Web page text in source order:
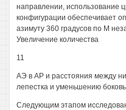
направлении, использование
конфигурации обеспечивает
азимуту 360 градусов по М
Увеличение количества
11
АЭ в АР и расстояния между
лепестка и уменьшению
Следующим этапом